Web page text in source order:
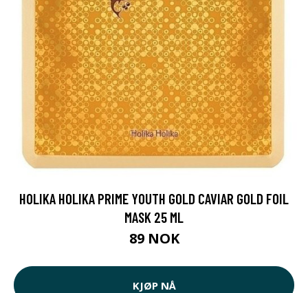
HOLIKA HOLIKA PRIME YOUTH GOLD CAVIAR GOLD FOIL
MASK 25 ML
89 NOK
KJØP NÅ